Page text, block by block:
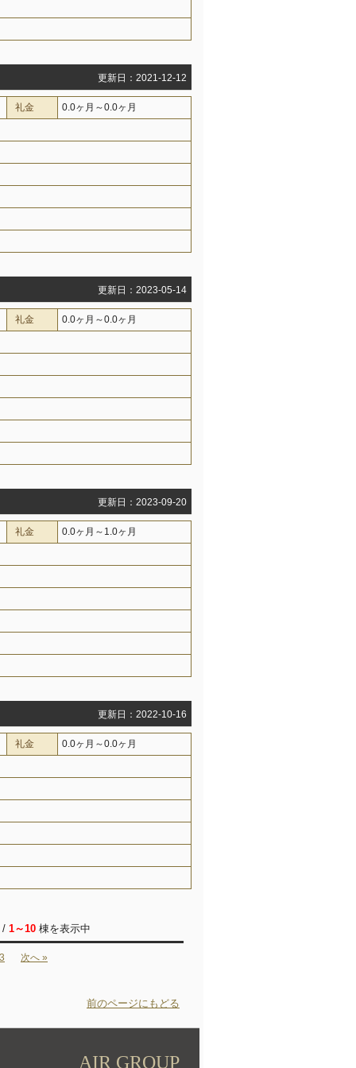
更新日：2021-12-12
礼金 0.0ヶ月～0.0ヶ月
更新日：2023-05-14
礼金 0.0ヶ月～0.0ヶ月
更新日：2023-09-20
礼金 0.0ヶ月～1.0ヶ月
更新日：2022-10-16
礼金 0.0ヶ月～0.0ヶ月
/ 1～10 棟を表示中
次へ »
前のページにもどる
AIR GROUP